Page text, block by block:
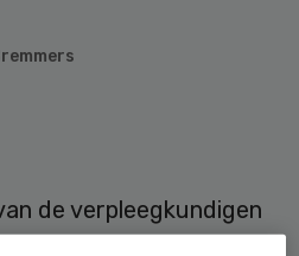
de verpleegkundigen